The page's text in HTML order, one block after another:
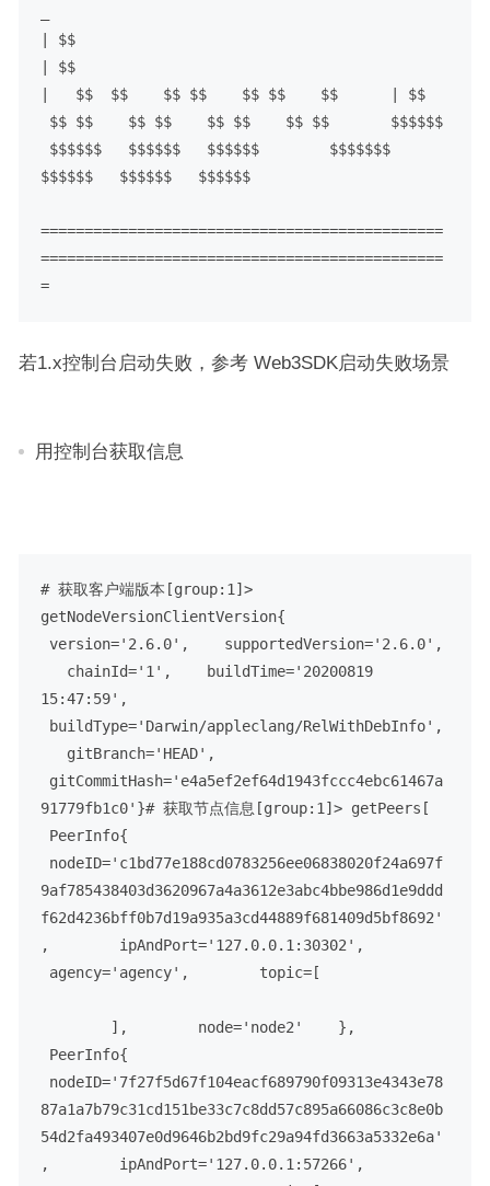
| $$
| $$
|   $$  $$    $$ $$    $$ $$    $$      | $$
$$ $$    $$ $$    $$ $$    $$ $$       $$$$$$
$$$$$$   $$$$$$   $$$$$$        $$$$$$$
$$$$$$   $$$$$$   $$$$$$
==============================================
==============================================
=
若1.x控制台启动失败，参考 Web3SDK启动失败场景
用控制台获取信息
# 获取客户端版本 [group:1]>
getNodeVersionClientVersion{
version='2.6.0',
supportedVersion='2.6.0',
chainId='1',
buildTime='20200819
15:47:59',
buildType='Darwin/appleclang/RelWithDebInfo',
gitBranch='HEAD',
gitCommitHash='e4a5ef2ef64d1943fccc4ebc61467a
91779fb1c0' }# 获取节点信息 [group:1]> getPeers [
PeerInfo{
nodeID='c1bd77e188cd0783256ee06838020f24a697f
9af785438403d3620967a4a3612e3abc4bbe986d1e9ddd
f62d4236bff0b7d19a935a3cd44889f681409d5bf8692'
,
ipAndPort='127.0.0.1:30302',
agency='agency',
topic=[
], node='node2'
},
PeerInfo{
nodeID='7f27f5d67f104eacf689790f09313e4343e78
87a1a7b79c31cd151be33c7c8dd57c895a66086c3c8e0b
54d2fa493407e0d9646b2bd9fc29a94fd3663a5332e6a'
,
ipAndPort='127.0.0.1:57266',